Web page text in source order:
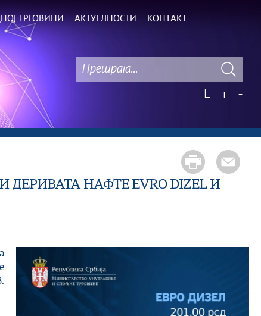
ТРГОВИНИ АКТУЕЛНОСТИ КОНТАКТ
L
+ -
НАФТЕ EVRO DIZEL И